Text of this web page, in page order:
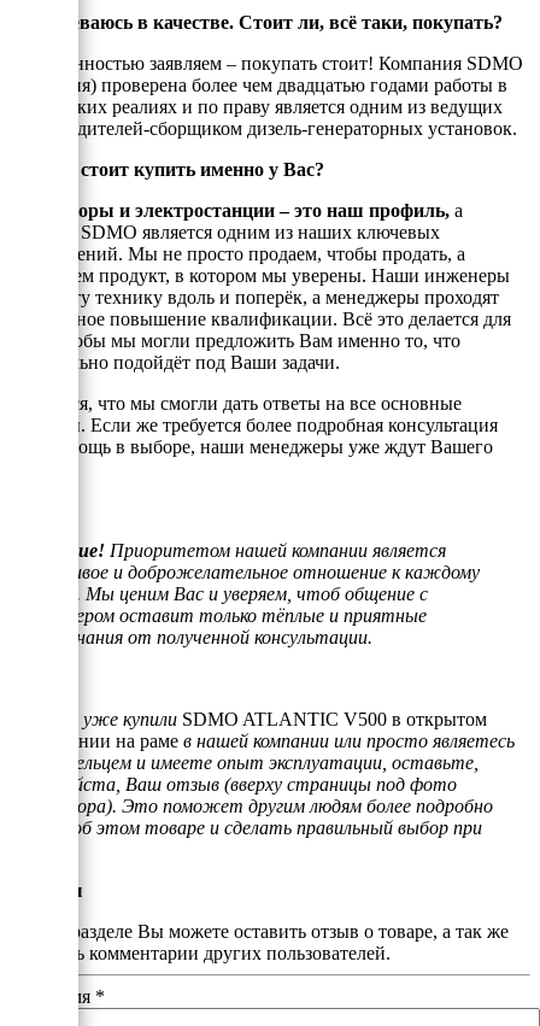
Я сомневаюсь в качестве. Стоит ли, всё таки, покупать?
С уверенностью заявляем – покупать стоит! Компания SDMO
(Франция) проверена более чем двадцатью годами работы в
Российских реалиях и по праву является одним из ведущих
производителей-сборщиком дизель-генераторных установок.
Почему стоит купить именно у Вас?
Генераторы и электростанции – это наш профиль, а
техника SDMO является одним из наших ключевых
направлений. Мы не просто продаем, чтобы продать, а
реализуем продукт, в котором мы уверены. Наши инженеры
знают эту технику вдоль и поперёк, а менеджеры проходят
постоянное повышение квалификации. Всё это делается для
того, чтобы мы могли предложить Вам именно то, что
оптимально подойдёт под Ваши задачи.
Надеемся, что мы смогли дать ответы на все основные
вопросы. Если же требуется более подробная консультация
или помощь в выборе, наши менеджеры уже ждут Вашего
Внимание! Приоритетом нашей компании является
отзывчивое и доброжелательное отношение к каждому
клиенту. Мы ценим Вас и уверяем, чтоб общение с
менеджером оставит только тёплые и приятные
воспоминания от полученной консультации.
Если Вы уже купили SDMO ATLANTIC V500 в открытом
исполнении на раме в нашей компании или просто являетесь
его владельцем и имеете опыт эксплуатации, оставьте,
пожалуйста, Ваш отзыв (вверху страницы под фото
генератора). Это поможет другим людям более подробно
узнать об этом товаре и сделать правильный выбор при
Отзывы
В этом разделе Вы можете оставить отзыв о товаре, а так же
почитать комментарии других пользователей.
Ваше имя *